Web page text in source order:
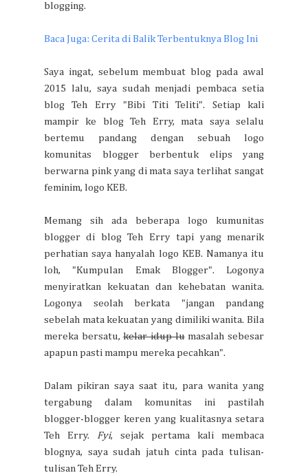
blogging.
Baca Juga: Cerita di Balik Terbentuknya Blog Ini
Saya ingat, sebelum membuat blog pada awal
2015 lalu, saya sudah menjadi pembaca setia
blog Teh Erry "Bibi Titi Teliti". Setiap kali
mampir ke blog Teh Erry, mata saya selalu
bertemu pandang dengan sebuah logo
komunitas blogger berbentuk elips yang
berwarna pink yang di mata saya terlihat sangat
feminim, logo KEB.
Memang sih ada beberapa logo kumunitas
blogger di blog Teh Erry tapi yang menarik
perhatian saya hanyalah logo KEB. Namanya itu
loh, "Kumpulan Emak Blogger". Logonya
menyiratkan kekuatan dan kehebatan wanita.
Logonya seolah berkata "jangan pandang
sebelah mata kekuatan yang dimiliki wanita. Bila
mereka bersatu,kelar idup lumasalah sebesar
apapun pasti mampu mereka pecahkan".
Dalam pikiran saya saat itu, para wanita yang
tergabung dalam komunitas ini pastilah
blogger-blogger keren yang kualitasnya setara
Teh Erry. Fyi, sejak pertama kali membaca
blognya, saya sudah jatuh cinta pada tulisan-
tulisan Teh Erry.